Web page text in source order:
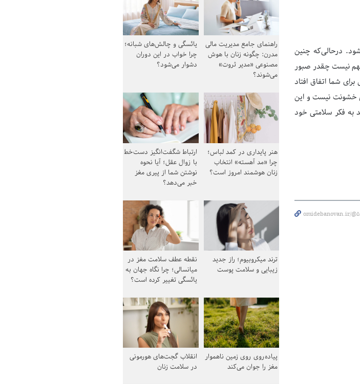
درحالی‌که چنین
نیست چقدر صبور
شما اتفاق افتاد
خشونت نیست و این
به فکر سلامتی خود
omidebanovan.ir/
راهنمای جامع مدیریت مالی
مدرن: چگونه زنان با هوش
مصنوعی «مدیر ثروت»
می‌شوند؟
یائسگی و چالش‌های شبانه؛
چرا خواب در این دوران
دشوار می‌شود؟
هنر پایداری در کمد لباس؛
چرا «مد آهسته» انتخاب
زنان هوشمند امروز است؟
ارتباط شگفت‌انگیز دست‌خط
با زوال عقل؛ آیا نحوه
نوشتن شما از پیری مغز
خبر می‌دهد؟
ترند میکروبیوم؛ راز جدید
زیبایی و سلامت پوست
نقطه عطف سلامت مغز در
میانسالی؛ چرا نگاه جهان به
یائسگی تغییر کرده است؟
پیاده‌روی روی زمین ناهموار
مغز را جوان می‌کند
انقلاب گجت‌های هورمونی
در سلامت زنان